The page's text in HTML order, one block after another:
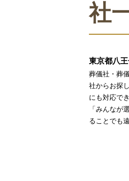
社
東京都八
葬儀社・葬
社からお探
にも対応で
「みんなが
ることでも